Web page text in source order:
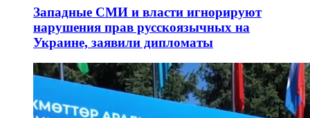
Западные СМИ и власти игнорируют
нарушения прав русскоязычных на
Украине, заявили дипломаты